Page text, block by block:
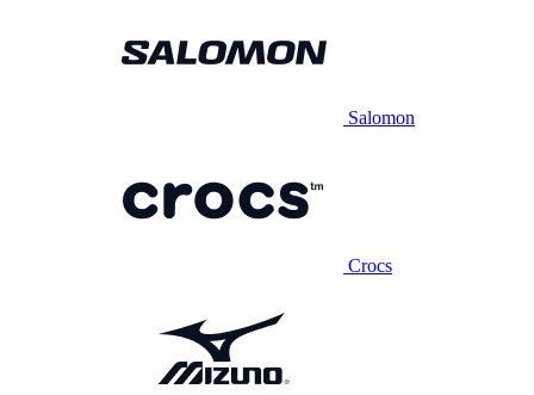
Salomon
Crocs